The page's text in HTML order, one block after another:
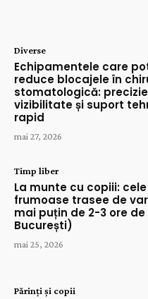
Diverse
Echipamentele care
reduce blocajele în
stomatologică:
vizibilitate și suport
rapid
mai 27, 2026
Timp liber
La munte cu copiii:
frumoase trasee de
mai puțin de 2-3 ore de
București)
mai 25, 2026
Părinți și copii